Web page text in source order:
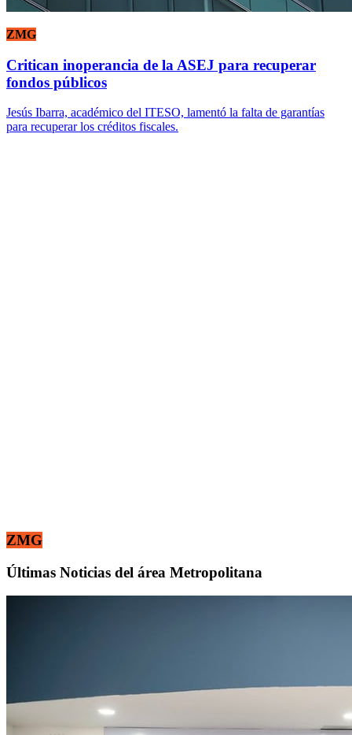
ZMG
Critican inoperancia de la ASEJ para recuperar
fondos públicos
Jesús Ibarra, académico del ITESO, lamentó la falta de garantías
para recuperar los créditos fiscales.
ZMG
Últimas Noticias del área Metropolitana